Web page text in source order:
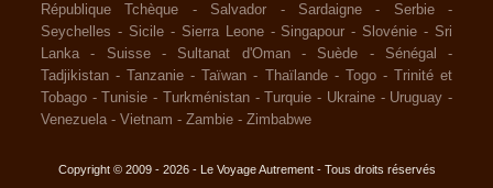
République Tchèque
- Salvador - Sardaigne - Serbie
-
Seychelles - Sicile - Sierra Leone - Singapour - Slovénie - Sri
Lanka
- Suisse - Sultanat d'Oman - Suède - Sénégal
-
Tadjikistan -Tanzanie -Taïwan - Thaïlande - Togo - Trinité et
Tobago -Tunisie - Turkménistan -Turquie - Ukraine - Uruguay -
Venezuela - Vietnam - Zambie - Zimbabwe
Copyright © 2009 - 2026 - Le Voyage Autrement - Tous droits réservés